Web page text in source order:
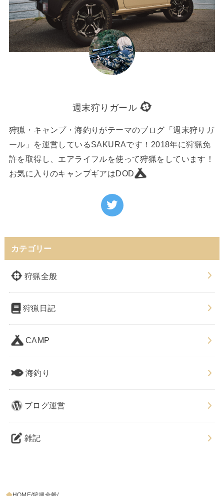
週末狩りガール
狩猟・キャンプ・海釣りがテーマのブログ「週末狩りガ
ール」を運営しているSAKURAです！2018年に狩猟免
許を取得し、エアライフルを使って狩猟をしています！
お気に入りのキャンプギアはDOD
カテゴリー
狩猟全般
狩猟日記
CAMP
海釣り
ブログ運営
雑記